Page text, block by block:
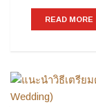
READ MORE